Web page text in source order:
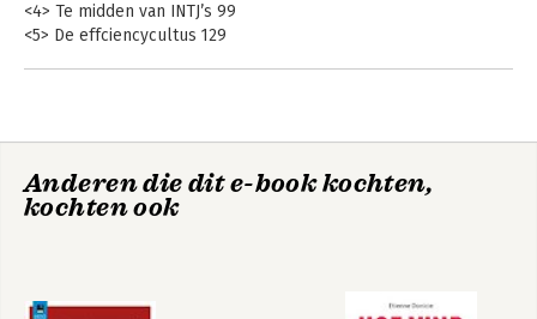
De Coders
<4> Te midden van INTJ’s 99
<5> De effciencycultus 129
<11> De softwarearbeider 361
Anderen die dit e-book kochten,
kochten ook